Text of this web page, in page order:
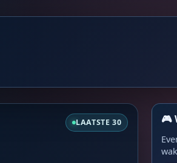
LAATSTE 30 🎮